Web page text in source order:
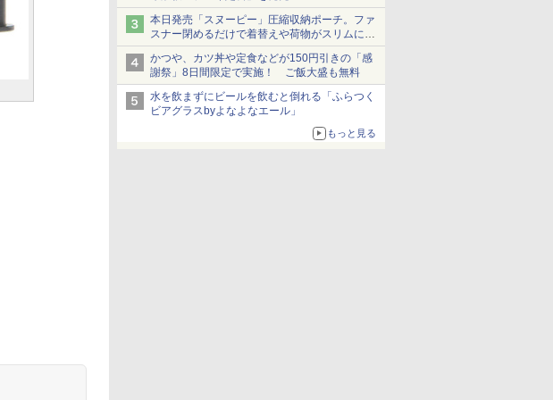
本日発売「スヌーピー」圧縮収納ポーチ。ファ
スナー閉めるだけで着替えや荷物がスリムにま
とまる
かつや、カツ丼や定食などが150円引きの「感
謝祭」8日間限定で実施！ ご飯大盛も無料
水を飲まずにビールを飲むと倒れる「ふらつく
ビアグラスbyよなよなエール」
もっと見る